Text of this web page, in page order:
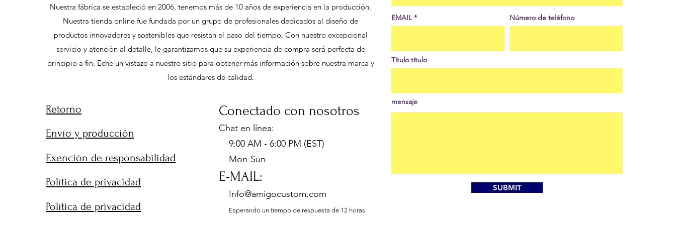
Nuestra fábrica se estableció en 2006, tenemos más de 10 años de experiencia en la producción.
Nuestra tienda online fue fundada por un grupo de profesionales dedicados al diseño de
productos innovadores y sostenibles que resistan el paso del tiempo. Con nuestro excepcional
servicio y atención al detalle, le garantizamos que su experiencia de compra será perfecta de
principio a fin. Eche un vistazo a nuestro sitio para obtener más información sobre nuestra marca y
los estándares de calidad.
Conectado con nosotros
Chat en línea:
9:00 AM - 6:00 PM (EST)
Mon-Sun
E-MAIL:
Info@amigocustom.com
Esperando un tiempo de respuesta de 12 horas
Retorno
Envío y producción
Exención de responsabilidad
Política de privacidad
Política de privacidad
EMAIL Número de teléfono
Título título
mensaje
SUBMIT